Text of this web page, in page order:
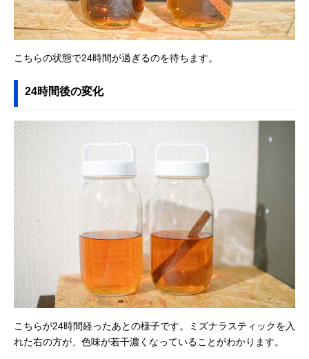
こちらの状態で24時間が過ぎるのを待ちます。
24時間後の変化
こちらが24時間経ったあとの様子です。ミズナラスティックを入
れた右の方が、色味が若干濃くなっていることがわかります。